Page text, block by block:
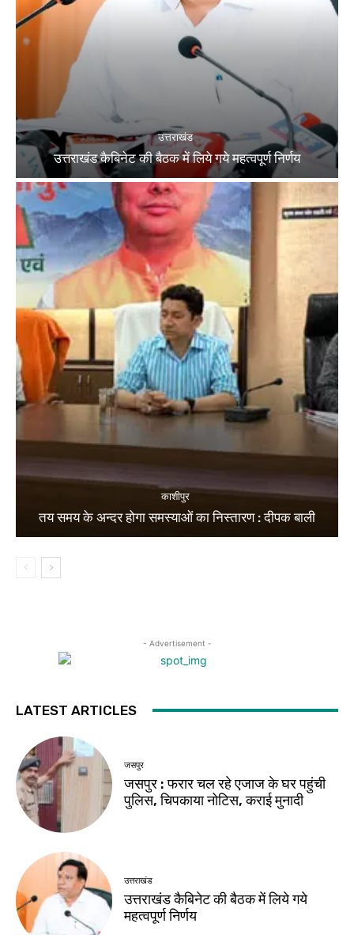
उत्तराखंड
उत्तराखंड कैबिनेट की बैठक में लिये गये महत्वपूर्ण निर्णय
काशीपुर
तय समय के अन्दर होगा समस्याओं का निस्तारण : दीपक बाली
- Advertisement -
LATEST ARTICLES
जसपुर
जसपुर : फरार चल रहे एजाज के घर पहुंची
पुलिस, चिपकाया नोटिस, कराई मुनादी
उत्तराखंड
उत्तराखंड कैबिनेट की बैठक में लिये गये
महत्वपूर्ण निर्णय